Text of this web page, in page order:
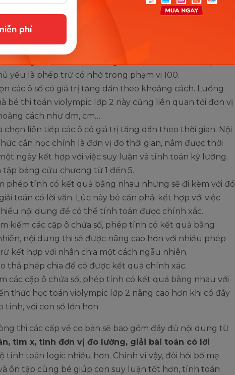
phí
có nhớ và phép trừ không nhớ.
chọn tăng dần Ki-lô-gam, Đề-xi-mét, Xăng-ti-met. Nội
học chắc chắn là những kiến thức về đo lường, cộng
đo sao cho chính xác.
yếu là phép trừ có nhớ trong phạm vi 100.
các ô số có giá trị tăng dần theo khoảng cách. Luồng
bé thi toán violympic lớp 2 này cũng liên quan tới đơn vị
cách như dm, cm….
chọn liên tiếp các ô có giá trị tăng dần theo thời gian. Nội
cần học chính là đơn vị đo thời gian, nắm được thời
ngày kết hợp với việc suy luận và tính toán kỹ lưỡng.
tập bảng cửu chương từ 1 đến 5.
phép tính có kết quả bằng nhau nhưng sẽ đi kèm với đó
toán có lời văn. Lúc này bé cần phải kết hợp với việc
nội dung để có thể tính toán được chính xác.
kiếm các cặp ô chứa số, phép tính có kết quả bằng
nội dung thi sẽ được nâng cao hơn với nhiều phép
kết hợp với nhân chia một cách ngẫu nhiên.
thả phép chia để có được kết quả chính xác.
các cặp ô chứa số, phép tính có kết quả bằng nhau với
thức học toán violympic lớp 2 nâng cao hơn khi có đầy
tính, với con số lớn hơn.
thi các cấp về cơ bản sẽ bao gồm đầy đủ nội dung từ
tìm x, tính đơn vị đo lường, giải bài toán có lời
tính toán logic nhiều hơn. Chính vì vậy, đòi hỏi bố mẹ
ôn tập cùng bé giúp con suy luận tốt hơn, tính toán